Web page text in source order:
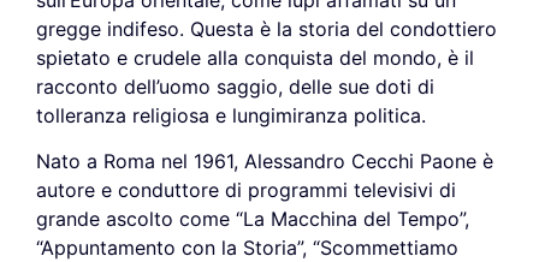
gregge indifeso. Questa è la storia del condottiero
spietato e crudele alla conquista del mondo, è il
racconto dell’uomo saggio, delle sue doti di
tolleranza religiosa e lungimiranza politica.
Nato a Roma nel 1961, Alessandro Cecchi Paone è
autore e conduttore di programmi televisivi di
grande ascolto come “La Macchina del Tempo”,
“Appuntamento con la Storia”, “Scommettiamo